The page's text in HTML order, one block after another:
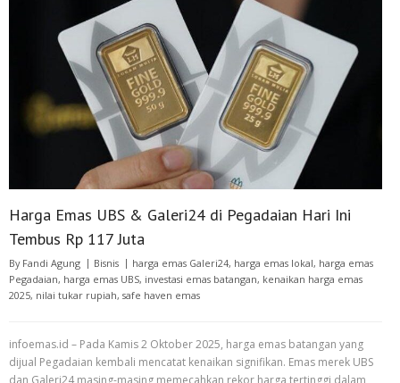
Harga Emas UBS & Galeri24 di Pegadaian Hari Ini
Tembus Rp 117 Juta
By Fandi Agung Bisnis harga emas Galeri24, harga emas lokal, harga emas
Pegadaian, harga emas UBS, investasi emas batangan, kenaikan harga emas
2025, nilai tukar rupiah, safe haven emas
infoemas.id – Pada Kamis 2 Oktober 2025, harga emas batangan yang
dijual Pegadaian kembali mencatat kenaikan signifikan. Emas merek UBS
dan Galeri24 masing-masing memecahkan rekor harga tertinggi dalam